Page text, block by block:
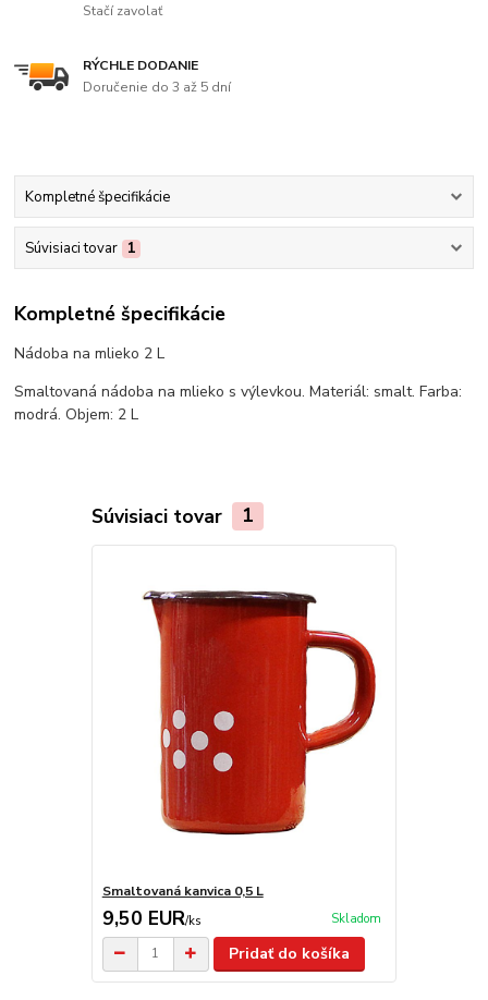
Stačí zavolať
RÝCHLE DODANIE
Doručenie do 3 až 5 dní
Kompletné špecifikácie
Súvisiaci tovar 1
Kompletné špecifikácie
Nádoba na mlieko 2 L
Smaltovaná nádoba na mlieko s výlevkou. Materiál: smalt. Farba:
modrá. Objem: 2 L
Súvisiaci tovar 1
Smaltovaná kanvica 0,5 L
9,50 EUR/ks Skladom
Pridať do košíka